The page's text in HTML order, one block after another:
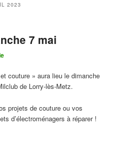
2023
7 mai
couture » aura lieu le dimanche
de Lorry-lès-Metz.
projets de couture ou vos
d’électroménagers à réparer !